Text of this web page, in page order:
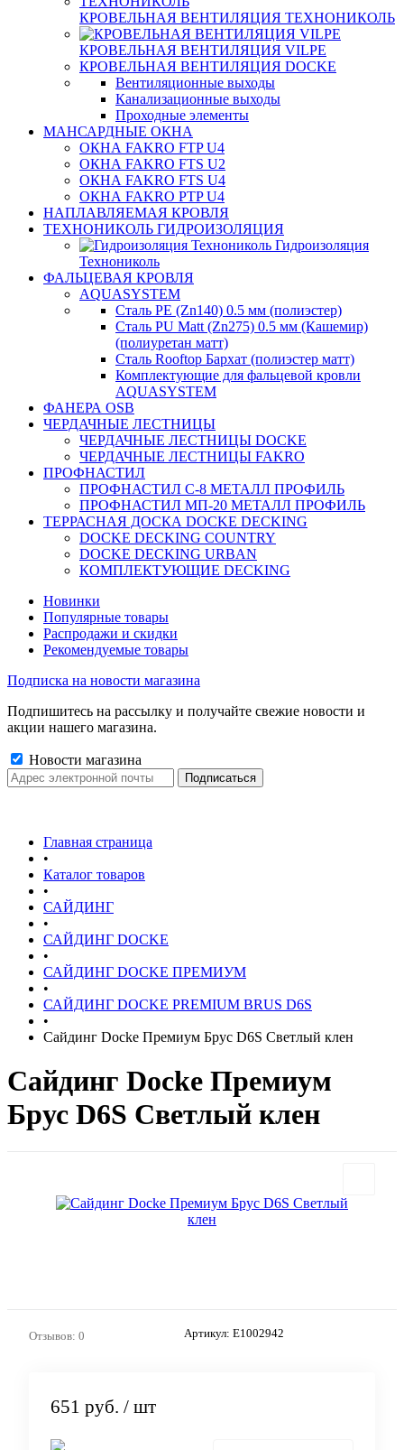
КРОВЕЛЬНАЯ ВЕНТИЛЯЦИЯ ТЕХНОНИКОЛЬ
КРОВЕЛЬНАЯ ВЕНТИЛЯЦИЯ VILPE
КРОВЕЛЬНАЯ ВЕНТИЛЯЦИЯ DOCKE
Вентиляционные выходы
Канализационные выходы
Проходные элементы
МАНСАРДНЫЕ ОКНА
ОКНА FAKRO FTP U4
ОКНА FAKRO FTS U2
ОКНА FAKRO FTS U4
ОКНА FAKRO PTP U4
НАПЛАВЛЯЕМАЯ КРОВЛЯ
ТЕХНОНИКОЛЬ ГИДРОИЗОЛЯЦИЯ
Гидроизоляция
Технониколь
ФАЛЬЦЕВАЯ КРОВЛЯ
AQUASYSTEM
Сталь PE (Zn140) 0.5 мм (полиэстер)
Сталь PU Matt (Zn275) 0.5 мм (Кашемир)
(полиуретан матт)
Сталь Rooftop Бархат (полиэстер матт)
Комплектующие для фальцевой кровли
AQUASYSTEM
ФАНЕРА OSB
ЧЕРДАЧНЫЕ ЛЕСТНИЦЫ
ЧЕРДАЧНЫЕ ЛЕСТНИЦЫ DOCKE
ЧЕРДАЧНЫЕ ЛЕСТНИЦЫ FAKRO
ПРОФНАСТИЛ
ПРОФНАСТИЛ C-8 МЕТАЛЛ ПРОФИЛЬ
ПРОФНАСТИЛ МП-20 МЕТАЛЛ ПРОФИЛЬ
ТЕРРАСНАЯ ДОСКА DOCKE DECKING
DOCKE DECKING COUNTRY
DOCKE DECKING URBAN
КОМПЛЕКТУЮЩИЕ DECKING
Новинки
Популярные товары
Распродажи и скидки
Рекомендуемые товары
Подписка на новости магазина
Подпишитесь на рассылку и получайте свежие новости и
акции нашего магазина.
Новости магазина
Главная страница
•
Каталог товаров
•
САЙДИНГ
•
САЙДИНГ DOCKE
•
САЙДИНГ DOCKE ПРЕМИУМ
•
САЙДИНГ DOCKE PREMIUM BRUS D6S
•
Сайдинг Docke Премиум Брус D6S Светлый клен
Сайдинг Docke Премиум
Брус D6S Светлый клен
Отзывов: 0 Артикул: E1002942
651 руб. / шт